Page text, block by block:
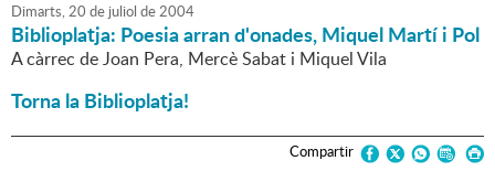
Dimarts,20 de juliol de2004
Biblioplatja: Poesia arran d'onades, Miquel Martí i Pol
A càrrec de Joan Pera, Mercè Sabat i Miquel Vila
Torna la Biblioplatja!
Compartir